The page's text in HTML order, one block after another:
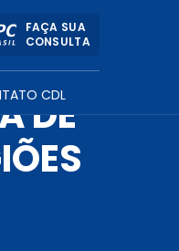
FAÇA SUA
CONSULTA
CDL
DE